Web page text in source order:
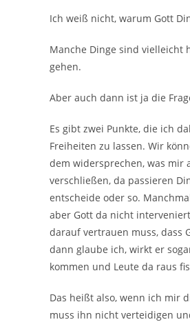
Ich weiß nicht, warum Gott
Manche Dinge sind vielleicht
gehen.
Aber auch dann ist ja die
Es gibt zwei Punkte, die ich
Freiheiten zu lassen. Wir
dem widersprechen, was mir
verschließen, da passieren
entscheide oder so.
aber Gott da nicht
darauf vertrauen muss, dass
dann glaube ich, wirkt er
kommen und Leute da raus
Das heißt also, wenn ich mir
muss ihn nicht verteidigen